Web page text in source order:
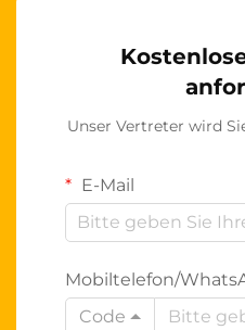
Unser Vertreter wird
E-Mail
Mobiltelefon/
Code